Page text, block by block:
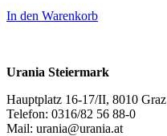
In den Warenkorb
Urania Steiermark
Hauptplatz 16-17/II, 8010 Graz
Telefon: 0316/82 56 88-0
Mail: urania@urania.at